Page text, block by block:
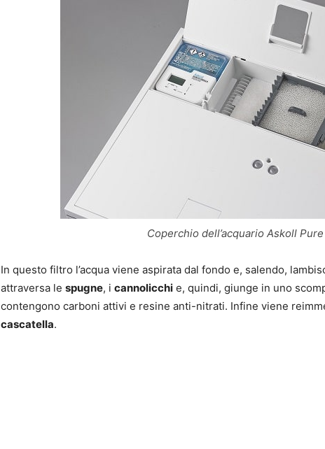
Coperchio dell’acquario Askoll Pure
In questo filtro l’acqua viene aspirata dal fondo e, salendo,
attraversa le spugne, i cannolicchi e, quindi, giunge in uno
contengono carboni attivi e resine anti-nitrati. Infine viene
cascatella.